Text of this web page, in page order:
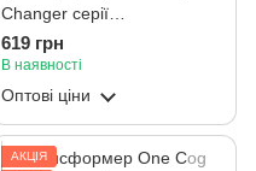
Changer серії
"Трансформери: Нове
покоління": Сентінел Прайм
(F9388)
619 грн
В наявності
Оптові ціни
АКЦІЯ